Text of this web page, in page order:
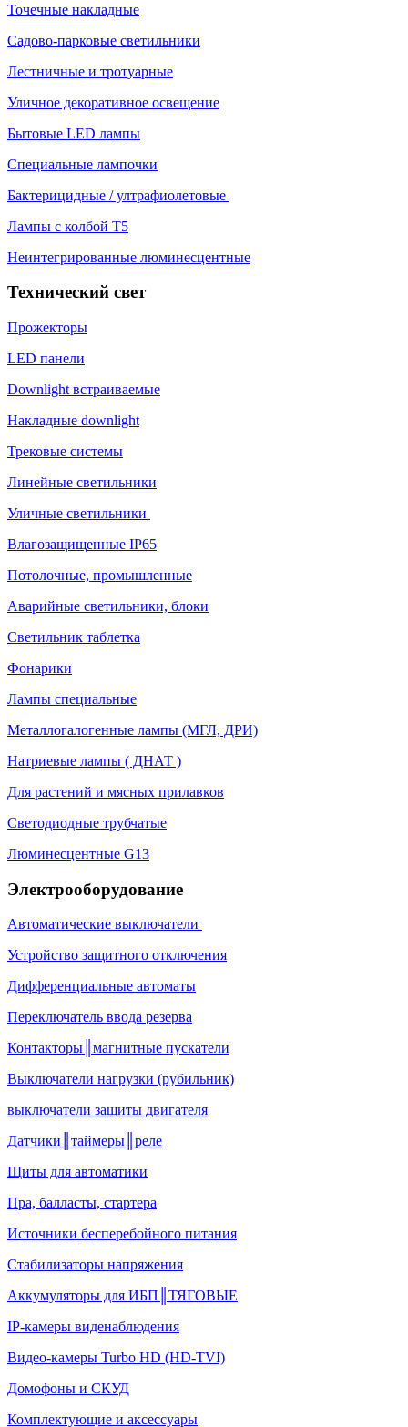
Точечные накладные
Садово-парковые светильники
Лестничные и тротуарные
Уличное декоративное освещение
Бытовые LED лампы
Специальные лампочки
Бактерицидные / ултрафиолетовые
Лампы с колбой Т5
Неинтегрированные люминесцентные
Технический свет
Прожекторы
LED панели
Downlight встраиваемые
Накладные downlight
Трековые системы
Линейные светильники
Уличные светильники
Влагозащищенные IP65
Потолочные, промышленные
Аварийные светильники, блоки
Светильник таблетка
Фонарики
Лампы специальные
Металлогалогенные лампы (МГЛ, ДРИ)
Натриевые лампы ( ДНАТ )
Для растений и мясных прилавков
Светодиодные трубчатые
Люминесцентные G13
Электрооборудование
Автоматические выключатели
Устройство защитного отключения
Дифференциальные автоматы
Переключатель ввода резерва
Контакторы║магнитные пускатели
Выключатели нагрузки (рубильник)
выключатели защиты двигателя
Датчики║таймеры║реле
Щиты для автоматики
Пра, балласты, стартера
Источники бесперебойного питания
Стабилизаторы напряжения
Аккумуляторы для ИБП║ТЯГОВЫЕ
IP-камеры виденаблюдения
Видео-камеры Turbo HD (HD-TVI)
Домофоны и СКУД
Комплектующие и аксессуары